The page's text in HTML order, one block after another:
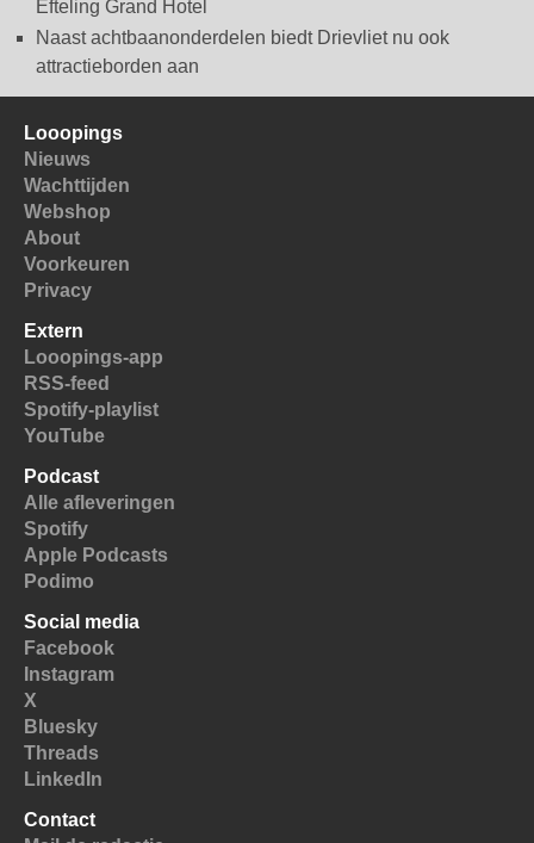
Efteling Grand Hotel
Naast achtbaanonderdelen biedt Drievliet nu ook
attractieborden aan
Looopings
Nieuws
Wachttijden
Webshop
About
Voorkeuren
Privacy
Extern
Looopings-app
RSS-feed
Spotify-playlist
YouTube
Podcast
Alle afleveringen
Spotify
Apple Podcasts
Podimo
Social media
Facebook
Instagram
X
Bluesky
Threads
LinkedIn
Contact